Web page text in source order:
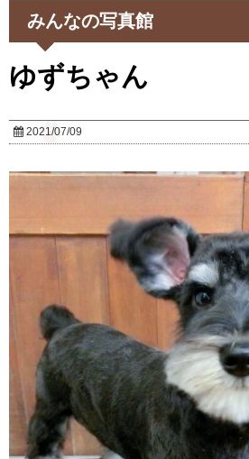
みんなの写真館
ゆずちゃん
2021/07/09